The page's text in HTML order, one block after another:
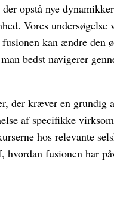
opstå nye
Vores undersøgelse
kan ændre den
bedst navigerer
der kræver en grundig
af specifikke
hos relevante
hvordan fusionen har